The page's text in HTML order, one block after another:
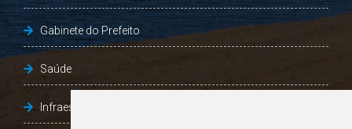
Gabinete do Prefeito
Saúde
Infraestrutura, Agricultura e Meio Ambiente